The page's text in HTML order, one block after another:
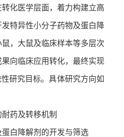
化医学层面，着力构建立高
特异性小分子药物及蛋白降
，大鼠及临床样本等多层次
向临床应用转化，最终实现
研究目标。具体研究方向如
药及转移机制
白降解剂的开发与筛选